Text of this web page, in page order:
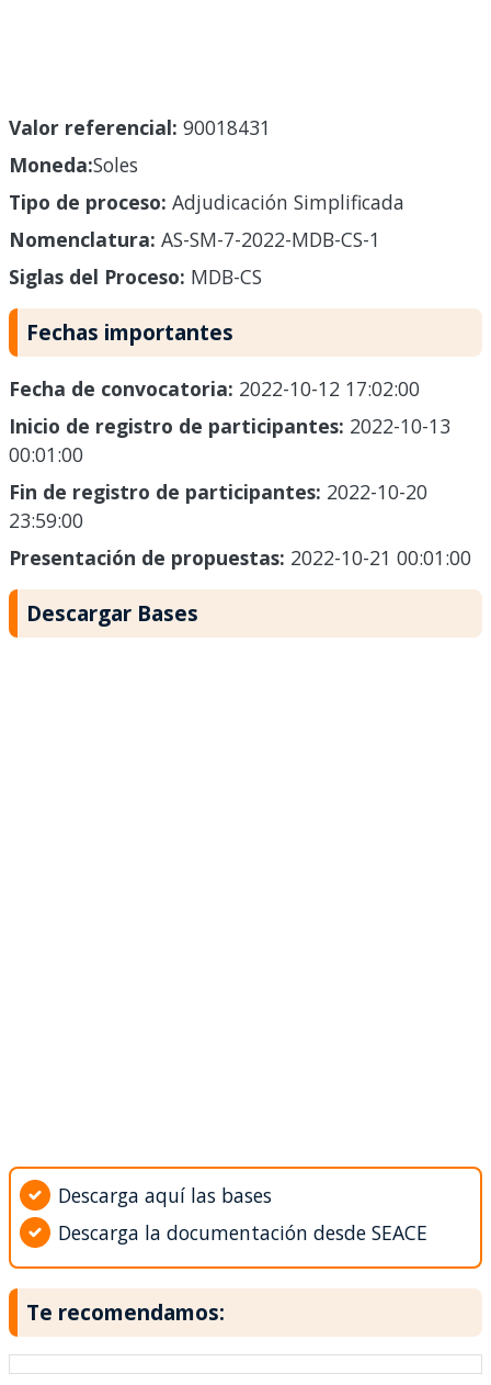
Valor referencial: 90018431
Moneda:Soles
Tipo de proceso: Adjudicación Simplificada
Nomenclatura: AS-SM-7-2022-MDB-CS-1
Siglas del Proceso: MDB-CS
Fechas importantes
Fecha de convocatoria: 2022-10-12 17:02:00
Inicio de registro de participantes: 2022-10-13
00:01:00
Fin de registro de participantes: 2022-10-20
23:59:00
Presentación de propuestas: 2022-10-21 00:01:00
Descargar Bases
Descarga aquí las bases
Descarga la documentación desde SEACE
Te recomendamos: